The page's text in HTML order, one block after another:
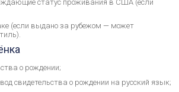
статус проживания в США (если
(если выдано за рубежом — может
о рождении;
свидетельства о рождении на русский язык;